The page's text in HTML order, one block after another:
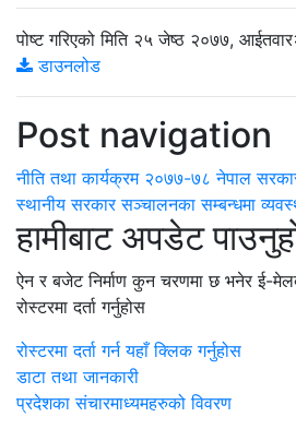
पोष्ट गरिएको मिति २५ जेष्ठ २०७७, आईतवार
डाउनलोड
Post navigation
नीति तथा कार्यक्रम २०७७-७८ नेपाल
स्थानीय सरकार सञ्चालनका सम्बन्धमा
हामीबाट अपडेट
ऐन र बजेट निर्माण कुन चरणमा छ भनेर ई-
रोस्टरमा दर्ता गर्नुहोस
रोस्टरमा दर्ता गर्न यहाँ क्लिक गर्नुहोस
डाटा तथा जानकारी
प्रदेशका संचारमाध्यमहरुको विवरण